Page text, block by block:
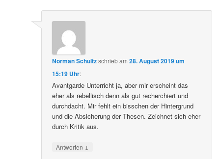
Norman Schultzschriebam28. August 2019 um
15:19 Uhr:
Avantgarde Unterricht ja, aber mir erscheint das
eher als rebellisch denn als gut recherchiert und
durchdacht. Mir fehlt ein bisschen der Hintergrund
und die Absicherung der Thesen. Zeichnet sich eher
durch Kritik aus.
Antworten ↓